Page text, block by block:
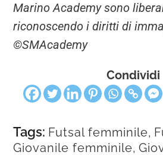
Marino Academy sono
riconoscendo i diritti di
©SMAcademy
Condividi
Tags: Futsal femminile,
Giovanile femminile,